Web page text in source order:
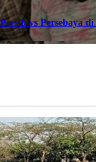
vs Persebaya di